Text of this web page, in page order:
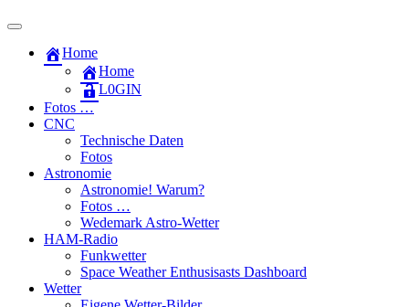
Toggle
field
Home
Home
L​0​​GIN
Fotos …
CNC
Technische Daten
Fotos
Astronomie
Astronomie! Warum?
Fotos …
Wedemark Astro-Wetter
HAM-Radio
Funkwetter
Space Weather Enthusisasts Dashboard
Wetter